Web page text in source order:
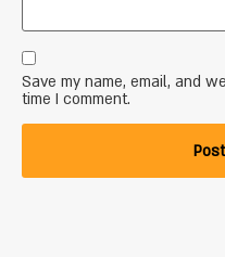
Save my name, email, and
time I comment.